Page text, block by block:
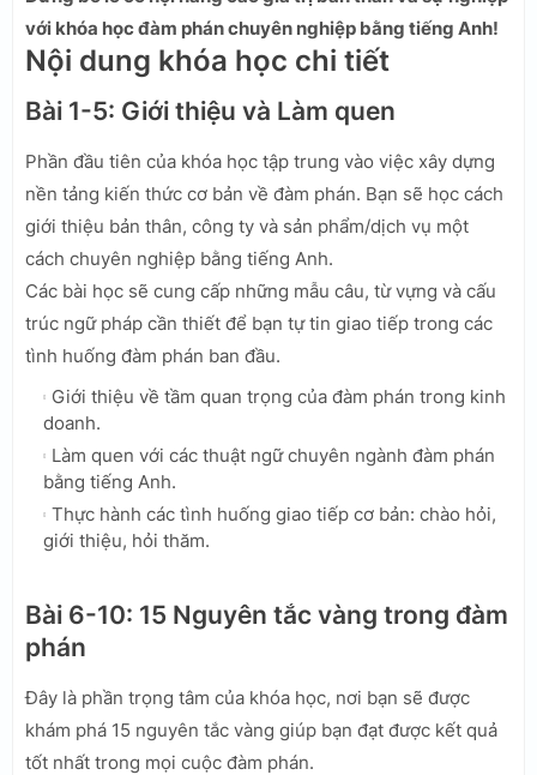
với khóa học đàm phán chuyên nghiệp bằng tiếng Anh!
Nội dung khóa học chi tiết
Bài 1-5: Giới thiệu và Làm quen
Phần đầu tiên của khóa học tập trung vào việc xây dựng
nền tảng kiến thức cơ bản về đàm phán. Bạn sẽ học cách
giới thiệu bản thân, công ty và sản phẩm/dịch vụ một
cách chuyên nghiệp bằng tiếng Anh.
Các bài học sẽ cung cấp những mẫu câu, từ vựng và cấu
trúc ngữ pháp cần thiết để bạn tự tin giao tiếp trong các
tình huống đàm phán ban đầu.
Giới thiệu về tầm quan trọng của đàm phán trong kinh
doanh.
Làm quen với các thuật ngữ chuyên ngành đàm phán
bằng tiếng Anh.
Thực hành các tình huống giao tiếp cơ bản: chào hỏi,
giới thiệu, hỏi thăm.
Bài 6-10: 15 Nguyên tắc vàng trong đàm
phán
Đây là phần trọng tâm của khóa học, nơi bạn sẽ được
khám phá 15 nguyên tắc vàng giúp bạn đạt được kết quả
tốt nhất trong mọi cuộc đàm phán.